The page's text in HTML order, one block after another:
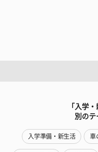
「入学
別のテ
入学準備・新生活 車